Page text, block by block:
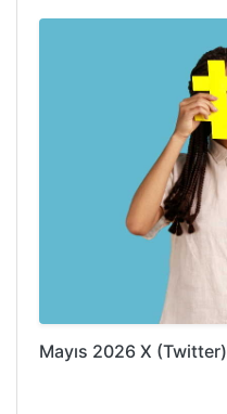
Mayıs 2026 X